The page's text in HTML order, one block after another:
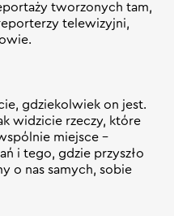
tworzonych tam,
telewizyjni,
gdziekolwiek on jest.
widzicie rzeczy, które
miejsce –
i tego, gdzie przyszło
o nas samych, sobie